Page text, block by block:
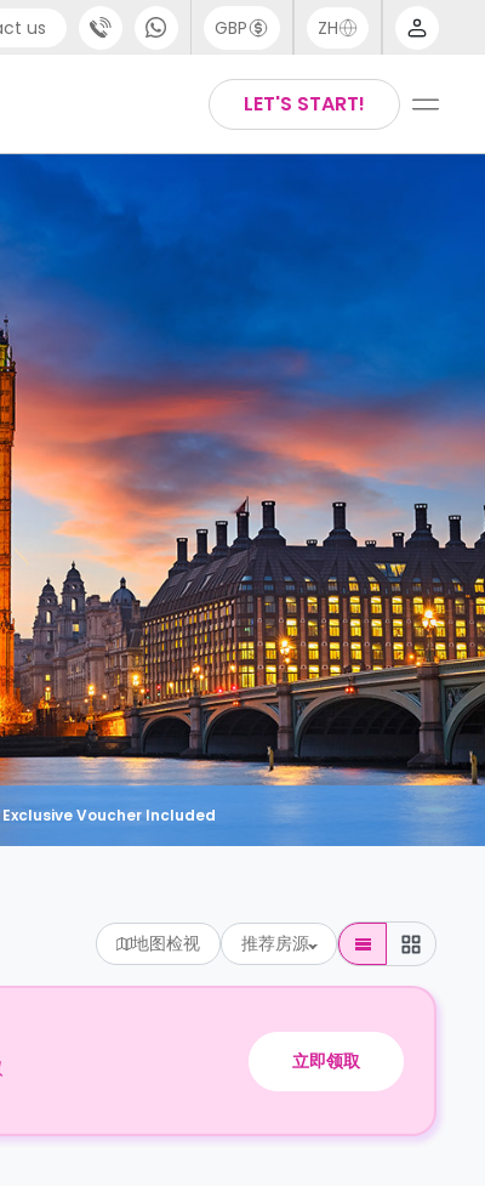
us
3871 8666
1326
6172
GBP ZH
LET'S START!
Voucher Included
地图检视 推荐房源
立即领取